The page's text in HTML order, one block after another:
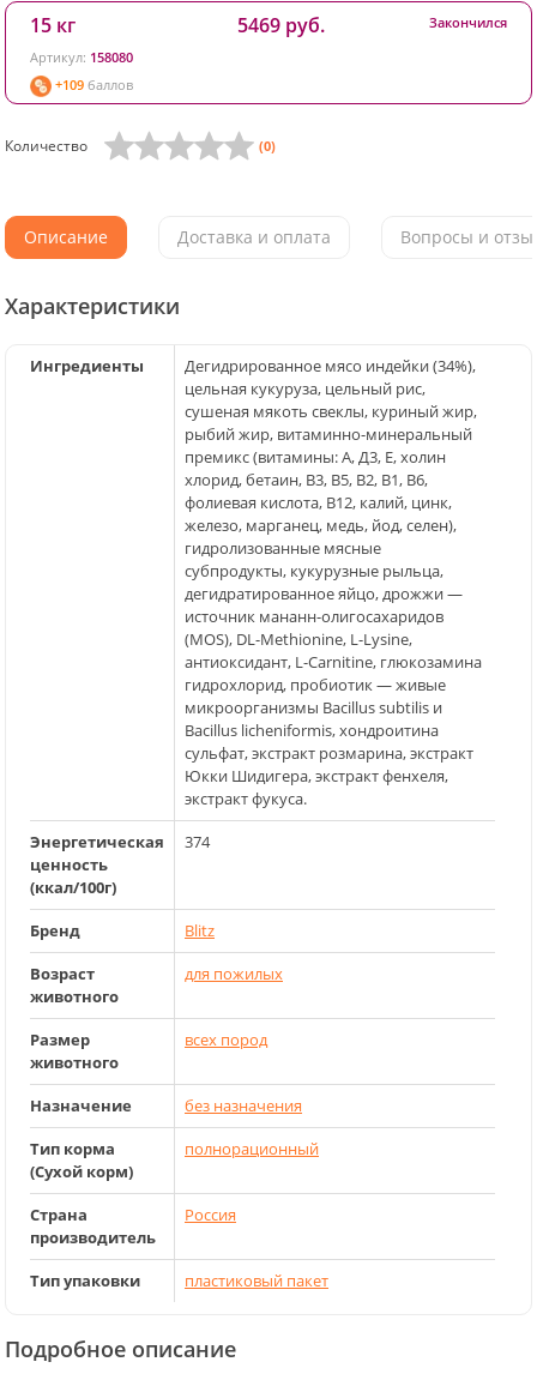
15 кг
Артикул: 158080
+109 баллов
5469 руб. Закончился
Количество (0)
Описание Доставка и оплата Вопросы и
Характеристики
Ингредиенты
Дегидрированное мясо индейки (34%),
цельная кукуруза, цельный рис,
сушеная мякоть свеклы, куриный жир,
рыбий жир, витаминно-минеральный
премикс (витамины: А, Д3, Е, холин
хлорид, бетаин, В3, В5, В2, В1, В6,
фолиевая кислота, В12, калий, цинк,
железо, марганец, медь, йод, селен),
гидролизованные мясные
субпродукты, кукурузные рыльца,
дегидратированное яйцо, дрожжи —
источник мананн-олигосахаридов
(MOS), DL-Methionine, L-Lysine,
антиоксидант, L-Carnitine, глюкозамина
гидрохлорид, пробиотик — живые
микроорганизмы Bacillus subtilis и
Bacillus licheniformis, хондроитина
сульфат, экстракт розмарина, экстракт
Юкки Шидигера, экстракт фенхеля,
экстракт фукуса.
Энергетическая
ценность
(ккал/100г)
374
Бренд
Blitz
Возраст
животного
для пожилых
Размер
животного
всех пород
Назначение
без назначения
Тип корма
(Сухой корм)
полнорационный
Страна
производитель
Россия
Тип упаковки пластиковый пакет
Подробное описание